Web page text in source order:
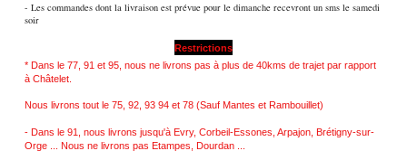
- Les commandes dont la livraison est prévue pour le dimanche recevront un sms le samedi
soir
Restrictions
* Dans le 77, 91 et 95, nous ne livrons pas à plus de 40kms de trajet par rapport
à Châtelet.
Nous livrons tout le 75, 92, 93 94 et 78 (Sauf Mantes et Rambouillet)
- Dans le 91, nous livrons jusqu'à Evry, Corbeil-Essones, Arpajon, Brétigny-sur-
Orge ... Nous ne livrons pas Etampes, Dourdan ...